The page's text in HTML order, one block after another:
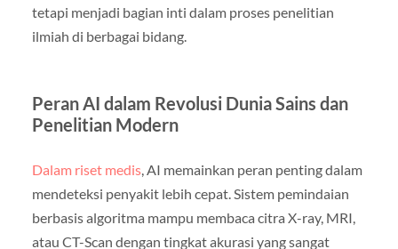
tetapi menjadi bagian inti dalam proses penelitian
ilmiah di berbagai bidang.
Peran AI dalam Revolusi Dunia Sains dan
Penelitian Modern
Dalam riset medis, AI memainkan peran penting dalam
mendeteksi penyakit lebih cepat. Sistem pemindaian
berbasis algoritma mampu membaca citra X-ray, MRI,
atau CT-Scan dengan tingkat akurasi yang sangat